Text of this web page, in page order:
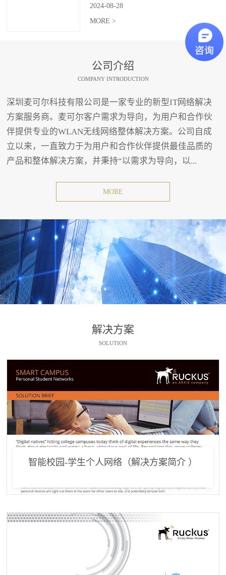
2024-08-28
MORE >
公司介绍
COMPANY INTRODUCTION
深圳麦可尔科技有限公司是一家专业的新型IT网络解决
方案服务商。麦可尔客户需求为导向，为用户和合作伙
伴提供专业的WLAN无线网络整体解决方案。公司自成
立以来，一直致力于为用户和合作伙伴提供最佳品质的
产品和整体解决方案，并秉持“以需求为导向，以...
MORE
解决方案
SOLUTION
智能校园-学生个人网络（解决方案简介 ）